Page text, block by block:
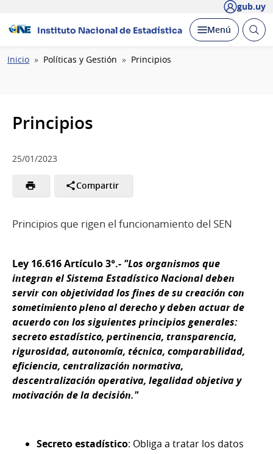
gub.uy
Instituto Nacional de Estadística Desplegar
Menú Abrir
Ruta
Inicio Políticas y Gestión Principios
Principios
25/01/2023
Compartir
Principios que rigen el funcionamiento del SEN
Ley 16.616 Artículo 3°.- "Los organismos que
integran el Sistema Estadístico Nacional deben
servir con objetividad los fines de su creación con
sometimiento pleno al derecho y deben actuar de
acuerdo con los siguientes principios generales:
secreto estadístico, pertinencia, transparencia,
rigurosidad, autonomía, técnica, comparabilidad,
eficiencia, centralización normativa,
descentralización operativa, legalidad objetiva y
motivación de la decisión."
Secreto estadístico: Obliga a tratar los datos